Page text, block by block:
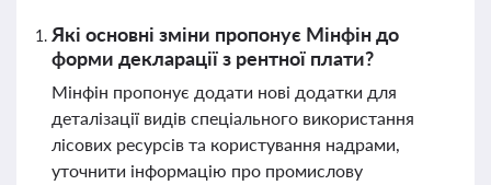
Які основні зміни пропонує Мінфін до
форми декларації з рентної плати?
Мінфін пропонує додати нові додатки для
деталізації видів спеціального використання
лісових ресурсів та користування надрами,
уточнити інформацію про промислову